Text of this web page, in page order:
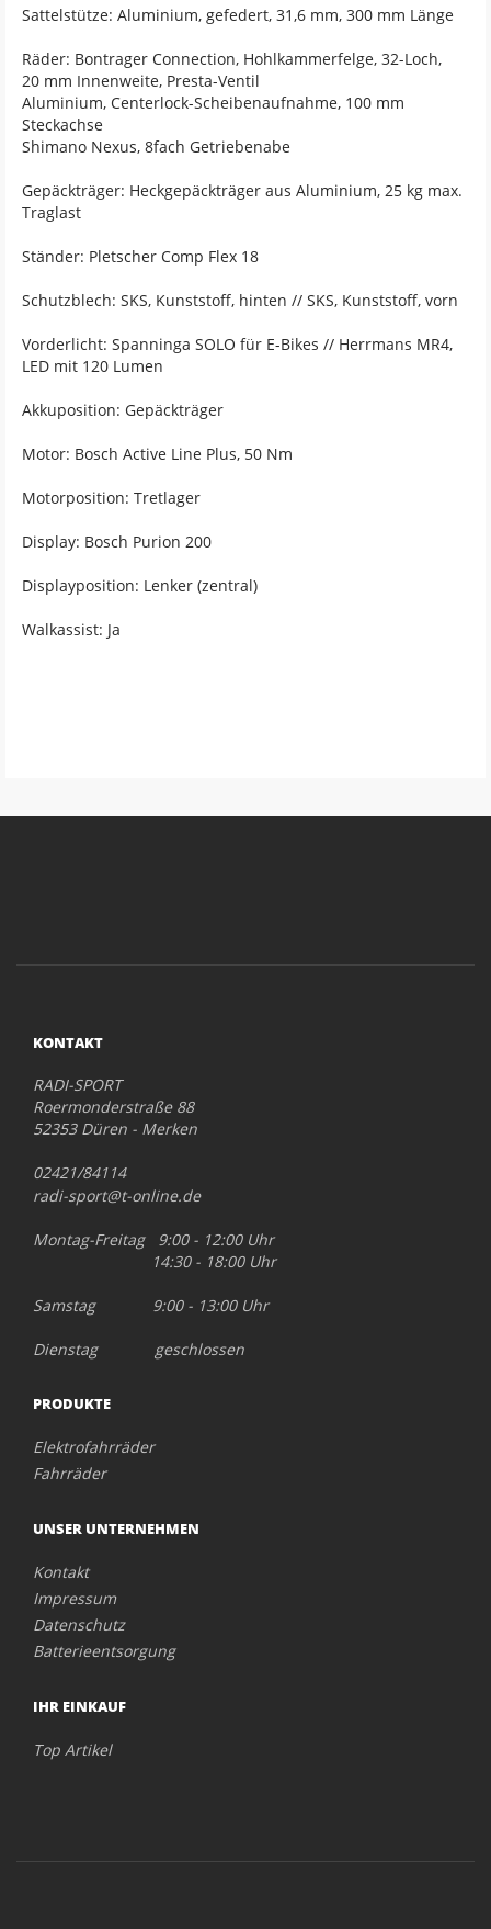
Sattelstütze: Aluminium, gefedert, 31,6 mm, 300 mm Länge
Räder: Bontrager Connection, Hohlkammerfelge, 32-Loch,
20 mm Innenweite, Presta-Ventil
Aluminium, Centerlock-Scheibenaufnahme, 100 mm
Steckachse
Shimano Nexus, 8fach Getriebenabe
Gepäckträger: Heckgepäckträger aus Aluminium, 25 kg max.
Traglast
Ständer: Pletscher Comp Flex 18
Schutzblech: SKS, Kunststoff, hinten // SKS, Kunststoff, vorn
Vorderlicht: Spanninga SOLO für E-Bikes // Herrmans MR4,
LED mit 120 Lumen
Akkuposition: Gepäckträger
Motor: Bosch Active Line Plus, 50 Nm
Motorposition: Tretlager
Display: Bosch Purion 200
Displayposition: Lenker (zentral)
Walkassist: Ja
KONTAKT
RADI-SPORT
Roermonderstraße 88
52353 Düren - Merken
02421/84114
radi-sport@t-online.de
Montag-Freitag 9:00 - 12:00 Uhr
14:30 - 18:00 Uhr
Samstag 9:00 - 13:00 Uhr
Dienstag geschlossen
PRODUKTE
Elektrofahrräder
Fahrräder
UNSER UNTERNEHMEN
Kontakt
Impressum
Datenschutz
Batterieentsorgung
IHR EINKAUF
Top Artikel